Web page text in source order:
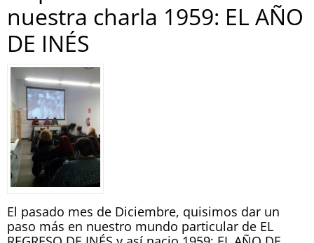
nuestra charla 1959: EL AÑO
DE INÉS
El pasado mes de Diciembre, quisimos dar un
paso más en nuestro mundo particular de EL